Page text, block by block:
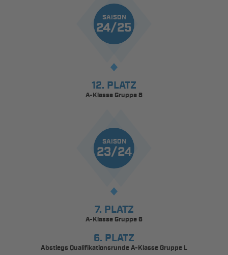
SAISON
24/25
12. PLATZ
A-Klasse Gruppe 8
SAISON
23/24
7. PLATZ
A-Klasse Gruppe 6
6. PLATZ
Abstiegs Qualifikationsrunde A-Klasse Gruppe L